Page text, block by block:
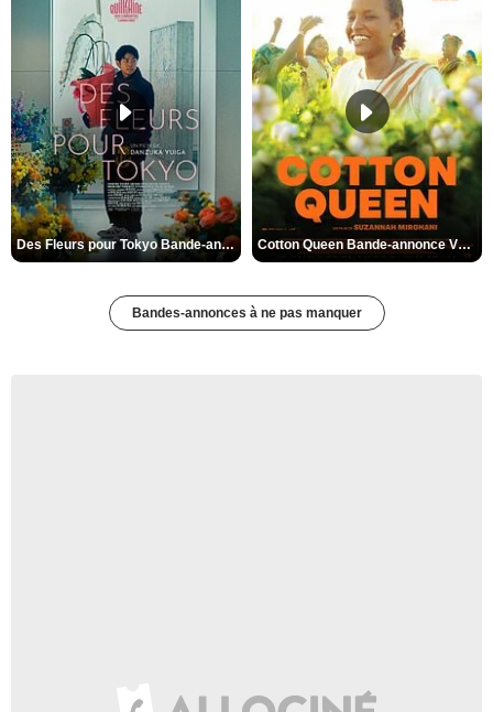
Des Fleurs pour Tokyo Bande-annonce VO STFR Cotton Queen Bande-annonce VO STFR
Bandes-annonces à ne pas manquer